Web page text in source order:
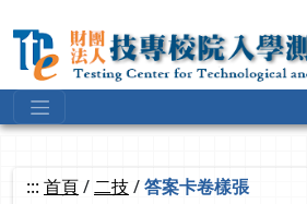
到
要
::: 首頁/二技/答案卡卷樣張